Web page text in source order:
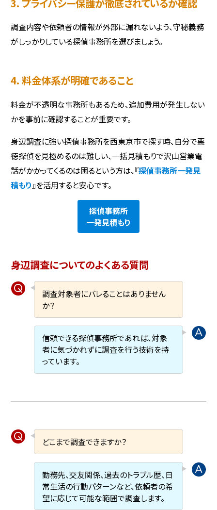
3. プライバシー保護が徹底されているか確認
調査内容や依頼者の情報が外部に漏れないよう、守秘義務
がしっかりしている探偵事務所を選びましょう。
4. 料金体系が明確であること
料金が不透明な事務所もあるため、追加費用が発生しない
かを事前に確認することが重要です。
身辺調査に強い探偵事務所を西東京市で探す時、自分で悪
徳探偵を見極めるのは難しい、一括見積もりで沢山営業電
話がかかってくるのは困るという方は、『探偵事務所一発見
積もり 』を活用すると安心です。
探偵事務所
一発見積もり
身辺調査についてのよくある質問
調査対象者にバレることはありません
か？
信頼できる探偵事務所であれば、対象
者に気づかれずに調査を行う技術を持
っています。
どこまで調査できますか？
勤務先、交友関係、過去のトラブル歴、日
常生活の行動パターンなど、依頼者の希
望に応じて可能な範囲で調査します。